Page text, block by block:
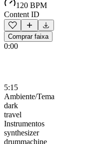
120 BPM
Content ID
Comprar faixa
0:00
5:15
Ambiente/Tema
dark
travel
Instrumentos
synthesizer
drummachine